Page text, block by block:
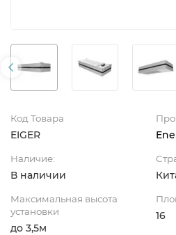
Код Товара
EIGER
Наличие:
В наличии
Максимальная высота
установки
до 3,5м
16